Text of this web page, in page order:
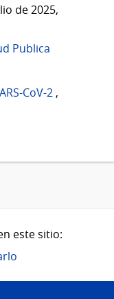
de 2025,
Publica
CoV-2 ,
este sitio: